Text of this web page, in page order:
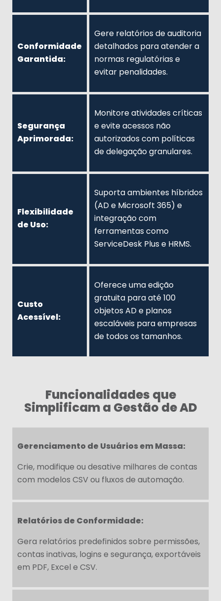
Conformidade
Garantida:
Gere relatórios de auditoria
detalhados para atender a
normas regulatórias e
evitar penalidades.
Segurança
Aprimorada:
Monitore atividades críticas
e evite acessos não
autorizados com políticas
de delegação granulares.
Flexibilidade
de Uso:
Suporta ambientes híbridos
(AD e Microsoft 365) e
integração com
ferramentas como
ServiceDesk Plus e HRMS.
Custo
Acessível:
Oferece uma edição
gratuita para até 100
objetos AD e planos
escaláveis para empresas
de todos os tamanhos.
Funcionalidades que
Simplificam a Gestão de AD
Gerenciamento de Usuários em Massa:
Crie, modifique ou desative milhares de contas
com modelos CSV ou fluxos de automação.
Relatórios de Conformidade:
Gera relatórios predefinidos sobre permissões,
contas inativas, logins e segurança, exportáveis
em PDF, Excel e CSV.